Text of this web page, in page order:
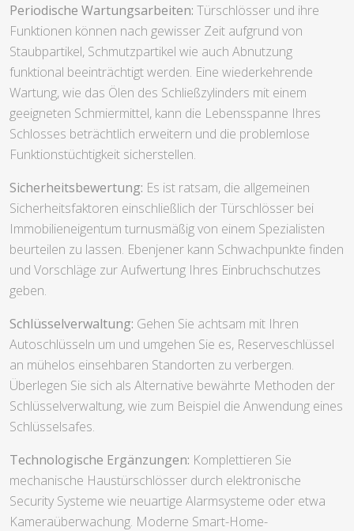
Periodische Wartungsarbeiten: Türschlösser und ihre
Funktionen können nach gewisser Zeit aufgrund von
Staubpartikel, Schmutzpartikel wie auch Abnutzung
funktional beeinträchtigt werden. Eine wiederkehrende
Wartung, wie das Ölen des Schließzylinders mit einem
geeigneten Schmiermittel, kann die Lebensspanne Ihres
Schlosses beträchtlich erweitern und die problemlose
Funktionstüchtigkeit sicherstellen.
Sicherheitsbewertung: Es ist ratsam, die allgemeinen
Sicherheitsfaktoren einschließlich der Türschlösser bei
Immobilieneigentum turnusmäßig von einem Spezialisten
beurteilen zu lassen. Ebenjener kann Schwachpunkte finden
und Vorschläge zur Aufwertung Ihres Einbruchschutzes
geben.
Schlüsselverwaltung: Gehen Sie achtsam mit Ihren
Autoschlüsseln um und umgehen Sie es, Reserveschlüssel
an mühelos einsehbaren Standorten zu verbergen.
Überlegen Sie sich als Alternative bewährte Methoden der
Schlüsselverwaltung, wie zum Beispiel die Anwendung eines
Schlüsselsafes.
Technologische Ergänzungen: Komplettieren Sie
mechanische Haustürschlösser durch elektronische
Security Systeme wie neuartige Alarmsysteme oder etwa
Kameraüberwachung. Moderne Smart-Home-